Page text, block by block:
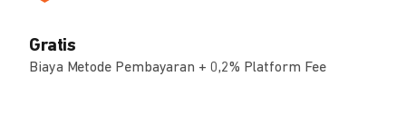
Gratis
Biaya Metode Pembayaran + 0,2% Platform Fee